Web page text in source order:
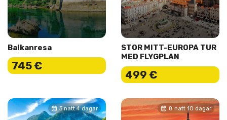
Balkanresa
745 €
STOR MITT-EUROPA TUR
MED FLYGPLAN
499 €
3 natt 4 dagar 8 natt 10 dagar